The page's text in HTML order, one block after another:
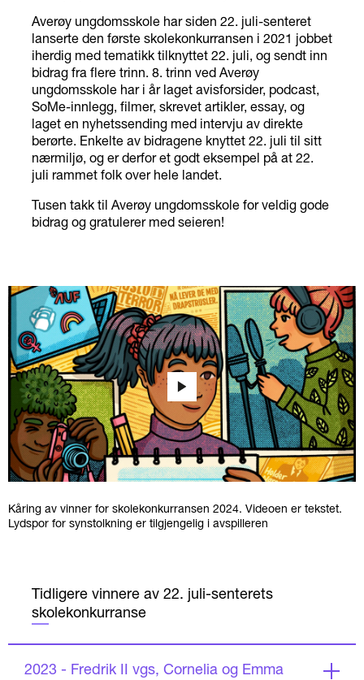
Averøy ungdomsskole har siden 22. juli-senteret
lanserte den første skolekonkurransen i 2021 jobbet
iherdig med tematikk tilknyttet 22. juli, og sendt inn
bidrag fra flere trinn. 8. trinn ved Averøy
ungdomsskole har i år laget avisforsider, podcast,
SoMe-innlegg, filmer, skrevet artikler, essay, og
laget en nyhetssending med intervju av direkte
berørte. Enkelte av bidragene knyttet 22. juli til sitt
nærmiljø, og er derfor et godt eksempel på at 22.
juli rammet folk over hele landet.
Tusen takk til Averøy ungdomsskole for veldig gode
bidrag og gratulerer med seieren!
Kåring av vinner for skolekonkurransen 2024. Videoen er tekstet.
Lydspor for synstolkning er tilgjengelig i avspilleren
Tidligere vinnere av 22. juli-senterets
skolekonkurranse
2023 - Fredrik II vgs, Cornelia og Emma